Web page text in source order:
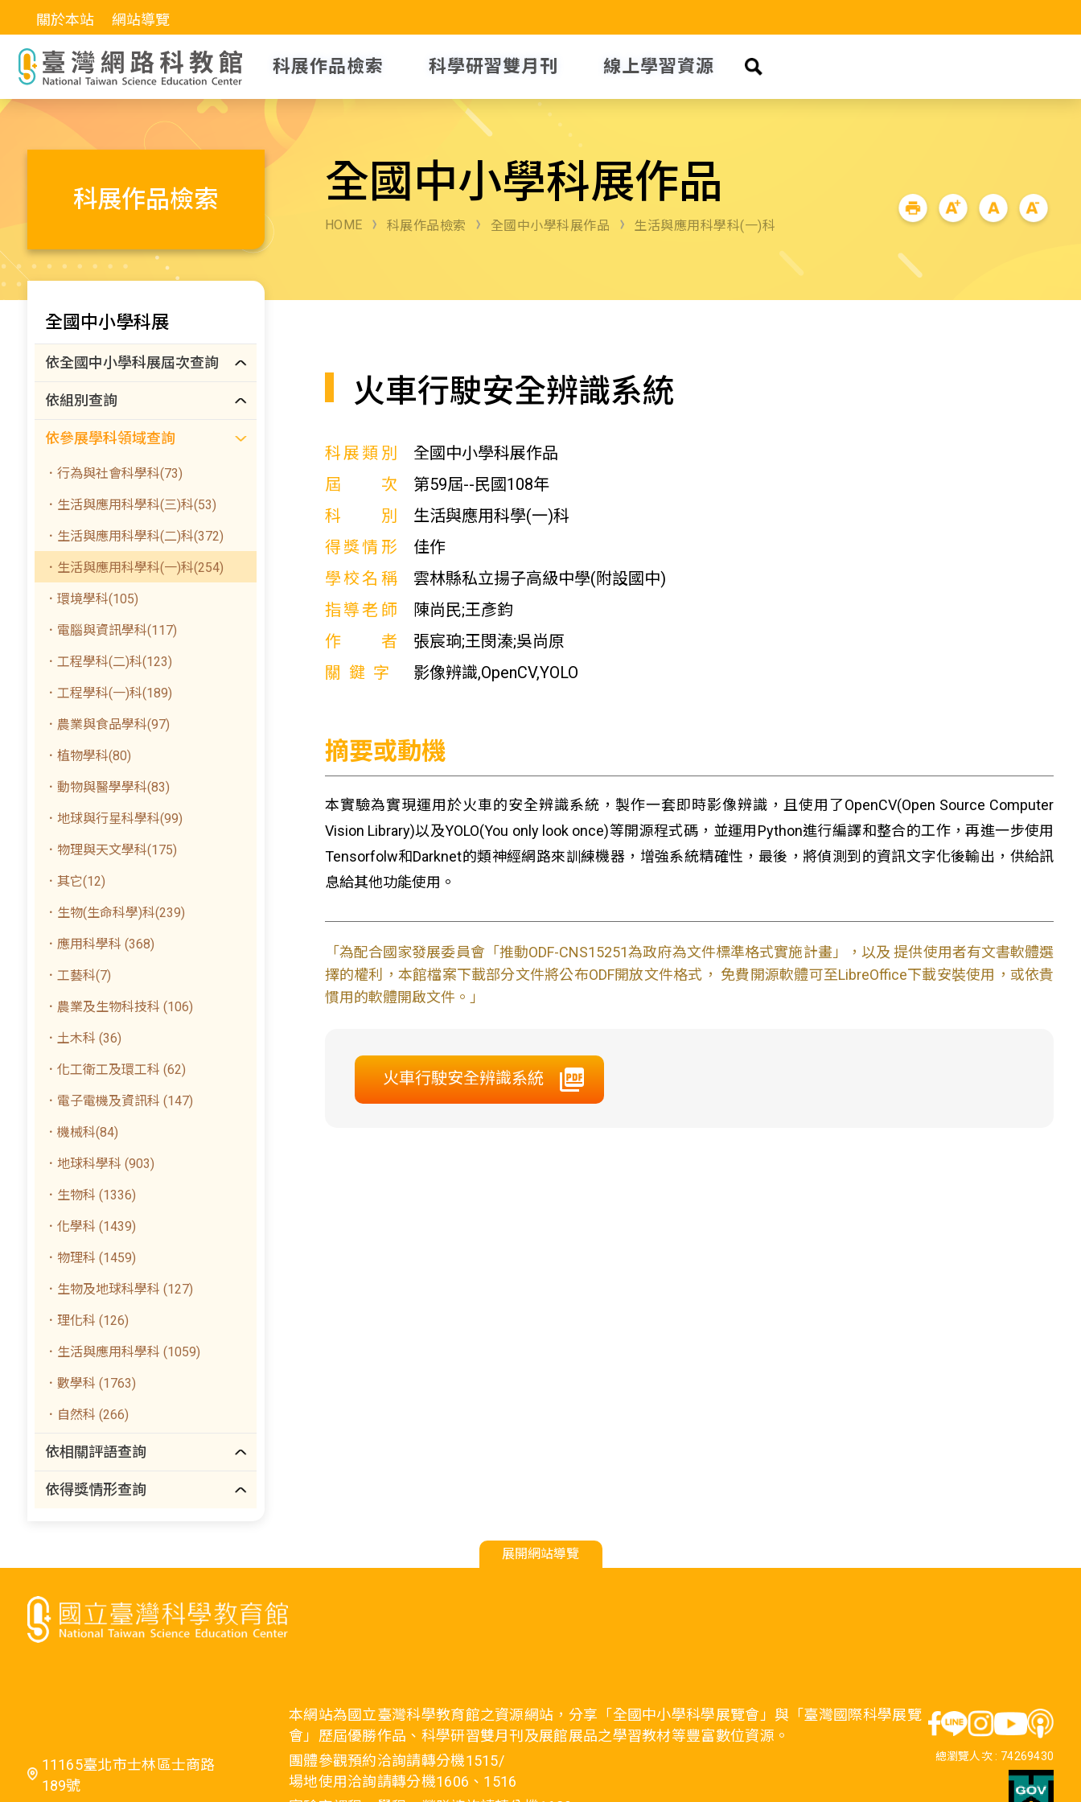
關於本站 網站導覽
科展作品檢索 科學研習雙月刊 線上學習資源
科展作品檢索 全國中小學科展作品
HOME 科展作品檢索 全國中小學科展作品 生活與應用科學科(一)科
全國中小學科展
依全國中小學科展屆次查詢
依組別查詢
依參展學科領域查詢
．行為與社會科學科(73)
．生活與應用科學科(三)科(53)
．生活與應用科學科(二)科(372)
．生活與應用科學科(一)科(254)
．環境學科(105)
．電腦與資訊學科(117)
．工程學科(二)科(123)
．工程學科(一)科(189)
．農業與食品學科(97)
．植物學科(80)
．動物與醫學學科(83)
．地球與行星科學科(99)
．物理與天文學科(175)
．其它(12)
．生物(生命科學)科(239)
．應用科學科 (368)
．工藝科(7)
．農業及生物科技科 (106)
．土木科 (36)
．化工衛工及環工科 (62)
．電子電機及資訊科 (147)
．機械科(84)
．地球科學科 (903)
．生物科 (1336)
．化學科 (1439)
．物理科 (1459)
．生物及地球科學科 (127)
．理化科 (126)
．生活與應用科學科 (1059)
．數學科 (1763)
．自然科 (266)
依相關評語查詢
依得獎情形查詢
火車行駛安全辨識系統
科展類別
全國中小學科展作品
屆次
第59屆--民國108年
科別
生活與應用科學(一)科
得獎情形
佳作
學校名稱
雲林縣私立揚子高級中學(附設國中)
指導老師
陳尚民;王彥鈞
作者
張宸珦;王閔溱;吳尚原
關鍵字
影像辨識,OpenCV,YOLO
摘要或動機
本實驗為實現運用於火車的安全辨識系統，製作一套即時影像辨識，且使用了OpenCV(Open Source Computer
Vision Library)以及YOLO(You only look once)等開源程式碼，並運用Python進行編譯和整合的工作，再進一步使用
Tensorfolw和Darknet的類神經網路來訓練機器，增強系統精確性，最後，將偵測到的資訊文字化後輸出，供給訊
息給其他功能使用。
「為配合國家發展委員會「推動ODF-CNS15251為政府為文件標準格式實施計畫」，以及 提供使用者有文書軟體選
擇的權利，本館檔案下載部分文件將公布ODF開放文件格式， 免費開源軟體可至LibreOffice下載安裝使用，或依貴
慣用的軟體開啟文件。」
火車行駛安全辨識系統
展開網站導覽
11165臺北市士林區士商路
189號
本網站為國立臺灣科學教育館之資源網站，分享「全國中小學科學展覽會」與「臺灣國際科學展覽
會」歷屆優勝作品、科學研習雙月刊及展館展品之學習教材等豐富數位資源。
團體參觀預約洽詢請轉分機1515/
場地使用洽詢請轉分機1606、1516
總瀏覽人次 : 74269430